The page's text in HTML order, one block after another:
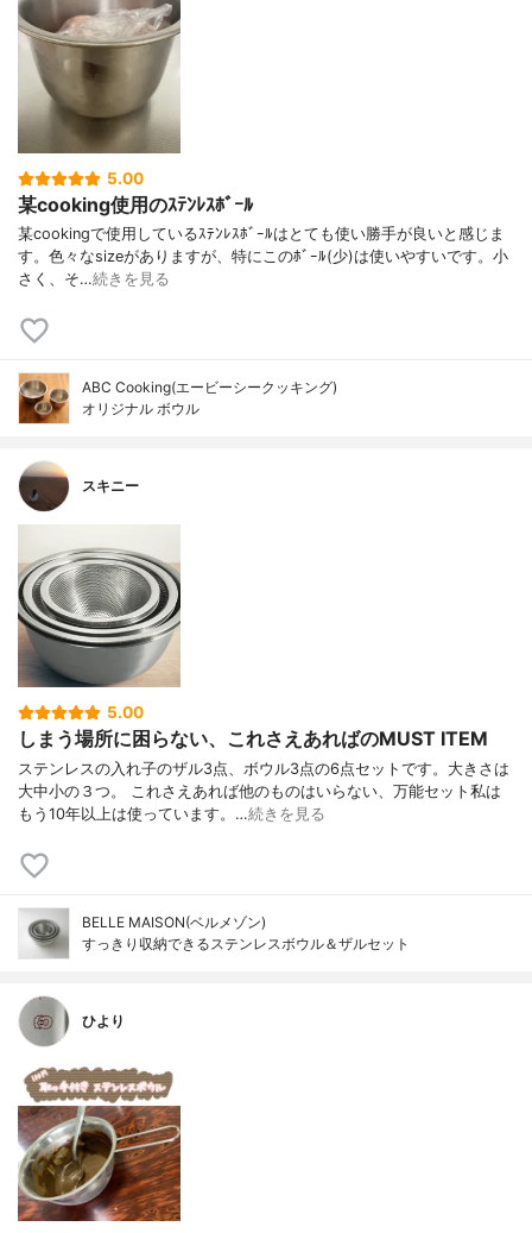
5.00
某cooking使用のｽﾃﾝﾚｽﾎﾞｰﾙ
某cookingで使用しているｽﾃﾝﾚｽﾎﾞｰﾙはとても使い勝手が良いと感じま
す。色々なsizeがありますが、特にこのﾎﾞｰﾙ(少)は使いやすいです。小
さく、そ…続きを見る
ABC Cooking(エービーシークッキング)
オリジナル ボウル
スキニー
5.00
しまう場所に困らない、これさえあればのMUST ITEM
ステンレスの入れ子のザル3点、ボウル3点の6点セットです。大きさは
大中小の３つ。 これさえあれば他のものはいらない、万能セット私は
もう10年以上は使っています。…続きを見る
BELLE MAISON(ベルメゾン)
すっきり収納できるステンレスボウル＆ザルセット
ひより